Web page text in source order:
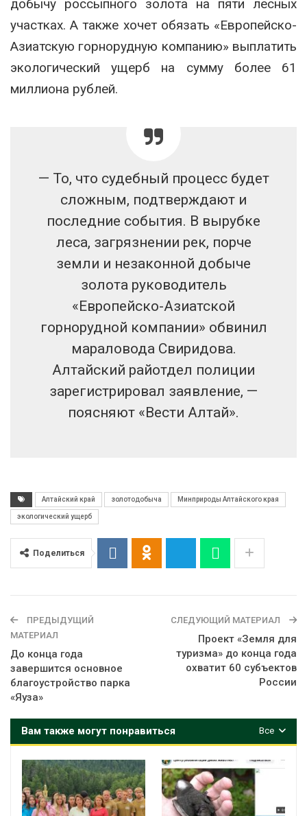
добычу россыпного золота на пяти лесных
участках. А также хочет обязать «Европейско-
Азиатскую горнорудную компанию» выплатить
экологический ущерб на сумму более 61
миллиона рублей.
— То, что судебный процесс будет
сложным, подтверждают и
последние события. В вырубке
леса, загрязнении рек, порче
земли и незаконной добыче
золота руководитель
«Европейско-Азиатской
горнорудной компании» обвинил
мараловода Свиридова.
Алтайский райотдел полиции
зарегистрировал заявление, —
поясняют «Вести Алтай».
Алтайский край золотодобыча Минприроды Алтайского края
экологический ущерб
Поделиться
ПРЕДЫДУЩИЙ
МАТЕРИАЛ
До конца года
завершится основное
благоустройство парка
«Яуза»
СЛЕДУЮЩИЙ МАТЕРИАЛ
Проект «Земля для
туризма» до конца года
охватит 60 субъектов
России
Все
Вам также могут понравиться